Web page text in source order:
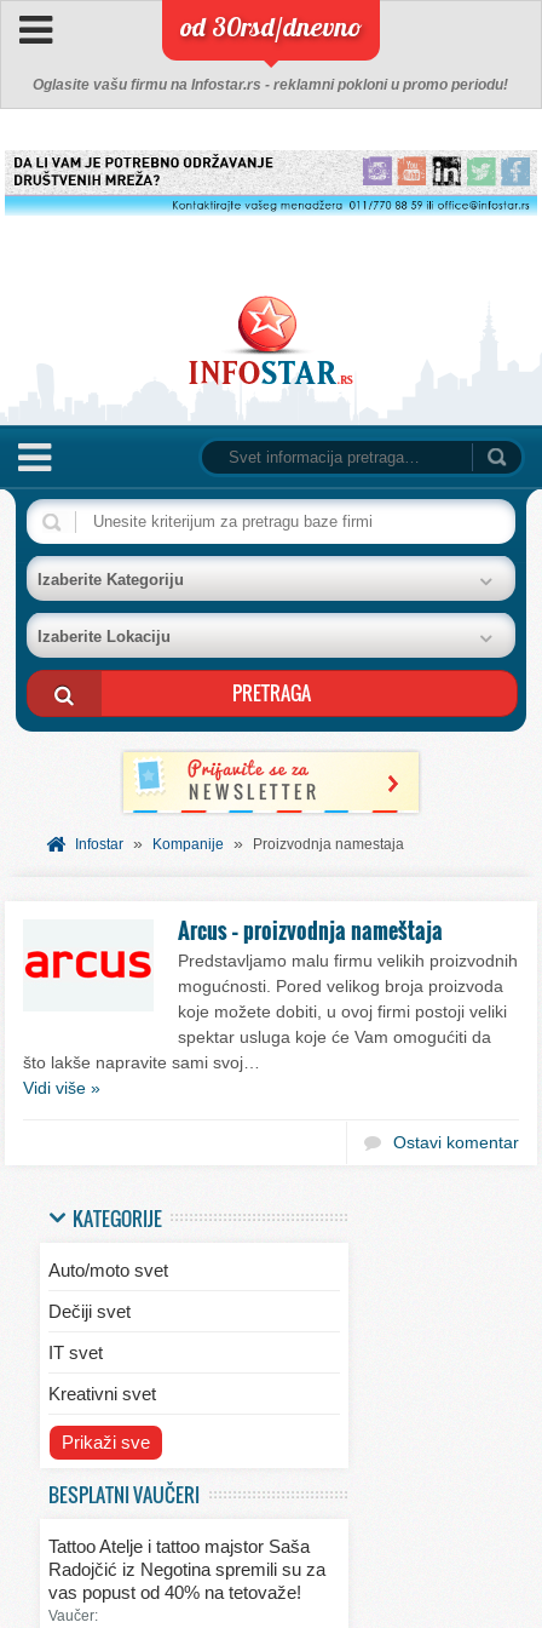
od 30rsd/dnevno
Oglasite vašu firmu na Infostar.rs - reklamni pokloni u promo periodu!
NASLOVNA
BAZA FIRMI
POSLOVNI OGLASI
AKCIJE I KATALOZI
BESPLATNI VAUČERI
SVET INFORMACIJA
Izaberite Kategoriju
Izaberite Lokaciju
Infostar » Kompanije » Proizvodnja namestaja
Arcus – proizvodnja nameštaja
Predstavljamo malu firmu velikih proizvodnih
mogućnosti. Pored velikog broja proizvoda
koje možete dobiti, u ovoj firmi postoji veliki
spektar usluga koje će Vam omogućiti da
što lakše napravite sami svoj…
Vidi više »
Ostavi komentar
KATEGORIJE
Auto/moto svet
Dečiji svet
IT svet
Kreativni svet
Svet ekologije
Svet kulinarstva
Svet lepote
Prikaži sve
BESPLATNI VAUČERI
Tattoo Atelje i tattoo majstor Saša
Radojčić iz Negotina spremili su za
vas popust od 40% na tetovaže!
Vaučer: